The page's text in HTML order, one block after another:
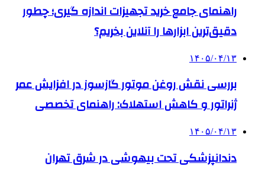
راهنمای جامع خرید تجهیزات اندازه گیری؛ چطور
دقیق‌ترین ابزارها را آنلاین بخریم؟
۱۴۰۵/۰۴/۱۳
بررسی نقش روغن موتور گازسوز در افزایش عمر
ژنراتور و کاهش استهلاک: راهنمای تخصصی
۱۴۰۵/۰۴/۱۳
دندانپزشکی تحت بیهوشی در شرق تهران